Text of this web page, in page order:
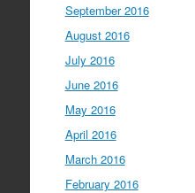
September 2016
August 2016
July 2016
June 2016
May 2016
April 2016
March 2016
February 2016